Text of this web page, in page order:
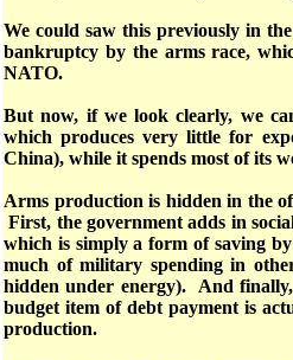
We could saw this previously in
bankruptcy by the arms race,
NATO.
But now, if we look clearly, we
which produces very little for
China), while it spends most of its
Arms production is hidden in the
First, the government adds in
which is simply a form of saving
much of military spending in
hidden under energy). And
budget item of debt payment is
production.